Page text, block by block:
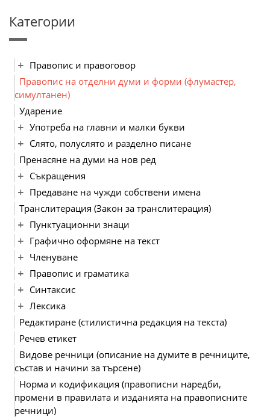
Категории
Правопис и правоговор
Правопис на отделни думи и форми (флумастер,
симултанен)
Ударение
Употреба на главни и малки букви
Слято, полуслято и разделно писане
Пренасяне на думи на нов ред
Съкращения
Предаване на чужди собствени имена
Транслитерация (Закон за транслитерация)
Пунктуационни знаци
Графично оформяне на текст
Членуване
Правопис и граматика
Синтаксис
Лексика
Редактиране (стилистична редакция на текста)
Речев етикет
Видове речници (описание на думите в речниците,
състав и начини за търсене)
Норма и кодификация (правописни наредби,
промени в правилата и изданията на правописните
речници)